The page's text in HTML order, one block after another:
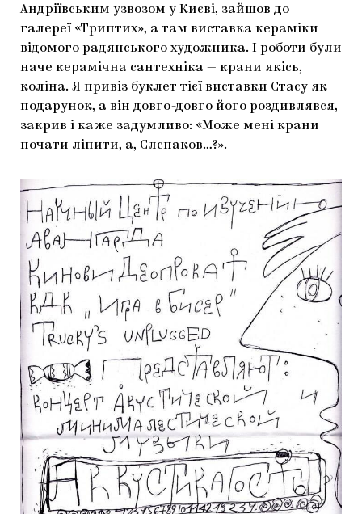
Андріївським узвозом у Києві, зайшов до
галереї «Триптих», а там виставка кераміки
відомого радянського художника. І роботи були
наче керамічна сантехніка — крани якісь,
коліна. Я привіз буклет тієї виставки Стасу як
подарунок, а він довго-довго його роздивлявся,
закрив і каже задумливо: «Може мені крани
почати ліпити, а, Слєпаков…?».